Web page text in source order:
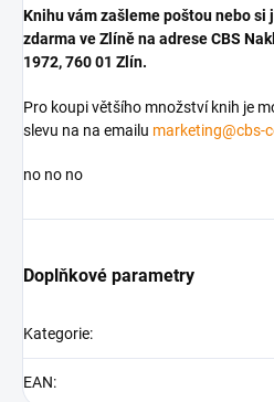
Knihu vám zašleme poštou nebo si
zdarma ve Zlíně na adrese CBS
1972, 760 01 Zlín.
Pro koupi většího množství knih je
slevu na na emailu marketing@cbs-
no no no
Doplňkové parametry
Kategorie:
EAN: